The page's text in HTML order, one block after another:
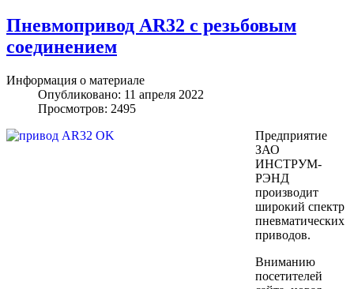
Пневмопривод AR32 с резьбовым
соединением
Информация о материале
Опубликовано: 11 апреля 2022
Просмотров: 2495
Предприятие
ЗАО
ИНСТРУМ-
РЭНД
производит
широкий спектр
пневматических
приводов.
Вниманию
посетителей